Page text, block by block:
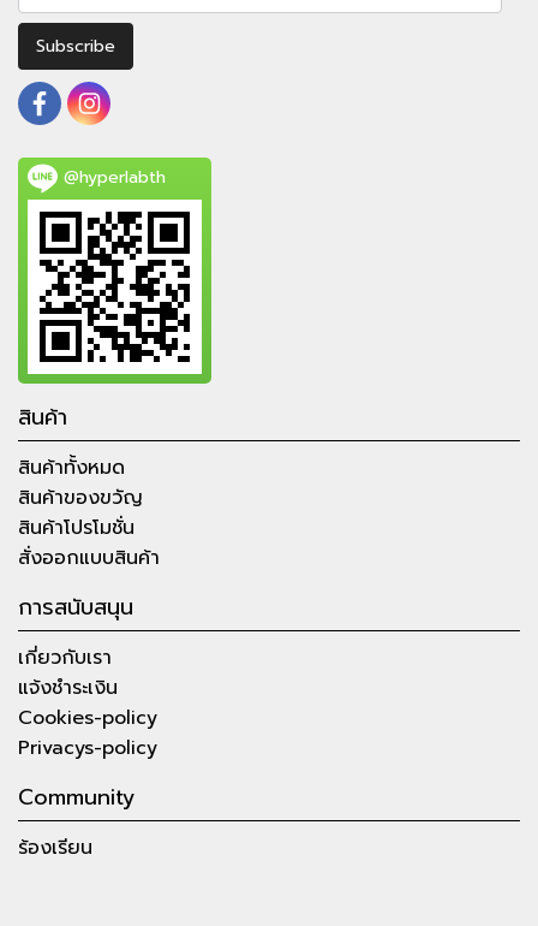
Subscribe
@hyperlabth
สินค้า
สินค้าทั้งหมด
สินค้าของขวัญ
สินค้าโปรโมชั่น
สั่งออกแบบสินค้า
การสนับสนุน
เกี่ยวกับเรา
แจ้งชำระเงิน
Cookies-policy
Privacys-policy
Community
ร้องเรียน